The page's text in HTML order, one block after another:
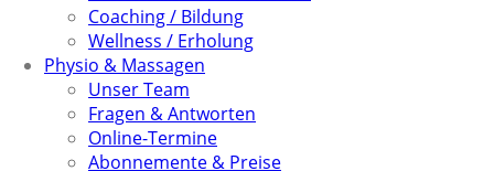
Coaching / Bildung
Wellness / Erholung
Physio & Massagen
Unser Team
Fragen & Antworten
Online-Termine
Abonnemente & Preise